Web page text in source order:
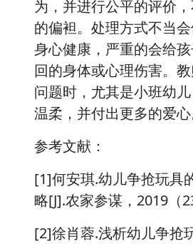
为，并进行公平的评价
的偏袒。处理方式不当
身心健康，严重的会给
回的身体或心理伤害。
问题时，尤其是小班幼
温柔，并付出更多的爱心
参考文献：
[1]何安琪.幼儿争抢玩具
略[J].农家参谋，2019（
[2]徐肖蓉.浅析幼儿争抢